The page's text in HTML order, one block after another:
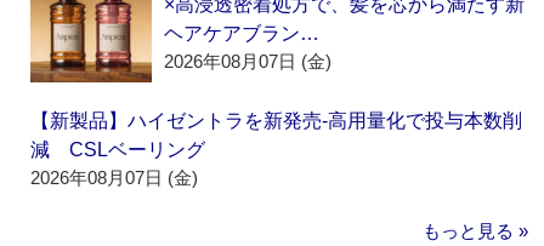
×高浸透密着処方で、髪を芯から満たす新
ヘアケアブラン…
2026年08月07日 (金)
【新製品】ハイゼントラを新発売‐高用量化で投与本数削
減 CSLベーリング
2026年08月07日 (金)
もっと見る »